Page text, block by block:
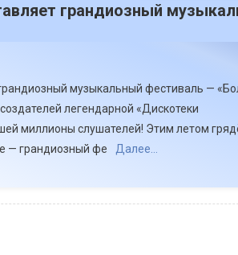
грандиозный
музыкальный фестиваль —
легендарной «Дискотеки
миллионы слушателей! Этим летом
— грандиозный фе
Далее…